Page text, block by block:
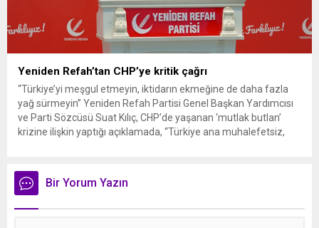
Yeniden Refah’tan CHP’ye kritik çağrı
“Türkiye’yi meşgul etmeyin, iktidarın ekmeğine de daha fazla
yağ sürmeyin” Yeniden Refah Partisi Genel Başkan Yardımcısı
ve Parti Sözcüsü Suat Kılıç, CHP’de yaşanan ‘mutlak butlan’
krizine ilişkin yaptığı açıklamada, “Türkiye ana muhalefetsiz,
olun. Türkiye’yi...
Bir Yorum Yazın